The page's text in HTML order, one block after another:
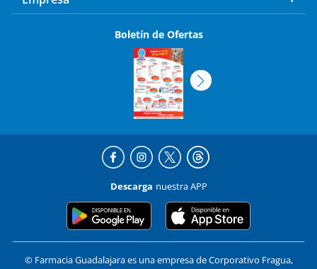
Boletín de Ofertas
Descarga nuestra APP
© Farmacia Guadalajara es una empresa de Corporativo Fragua,